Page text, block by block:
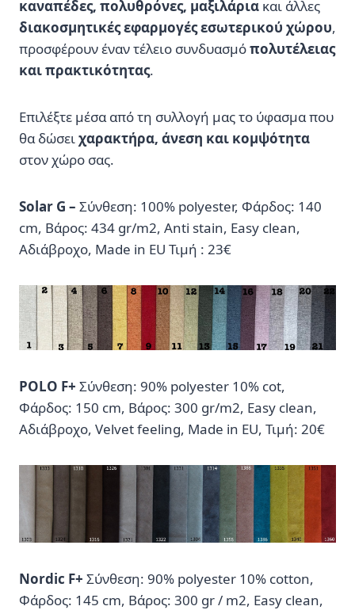
καναπέδες, πολυθρόνες, μαξιλάρια και άλλες
διακοσμητικές εφαρμογές εσωτερικού χώρου,
προσφέρουν έναν τέλειο συνδυασμόπολυτέλειας
και πρακτικότητας.
Επιλέξτε μέσα από τη συλλογή μας το ύφασμα που
θα δώσειχαρακτήρα, άνεση και κομψότητα
στον χώρο σας.
Solar G – Σύνθεση: 100% polyester, Φάρδος: 140
cm, Βάρος: 434 gr/m2, Anti stain, Easy clean,
Αδιάβροχο, Made in EU Τιμή : 23€
POLO F+ Σύνθεση: 90% polyester 10% cot,
Φάρδος: 150 cm, Βάρος: 300 gr/m2, Easy clean,
Αδιάβροχο, Velvet feeling, Made in EU, Τιμή: 20€
Nordic F+ Σύνθεση: 90% polyester 10% cotton,
Φάρδος: 145 cm, Βάρος: 300 gr / m2, Easy clean,